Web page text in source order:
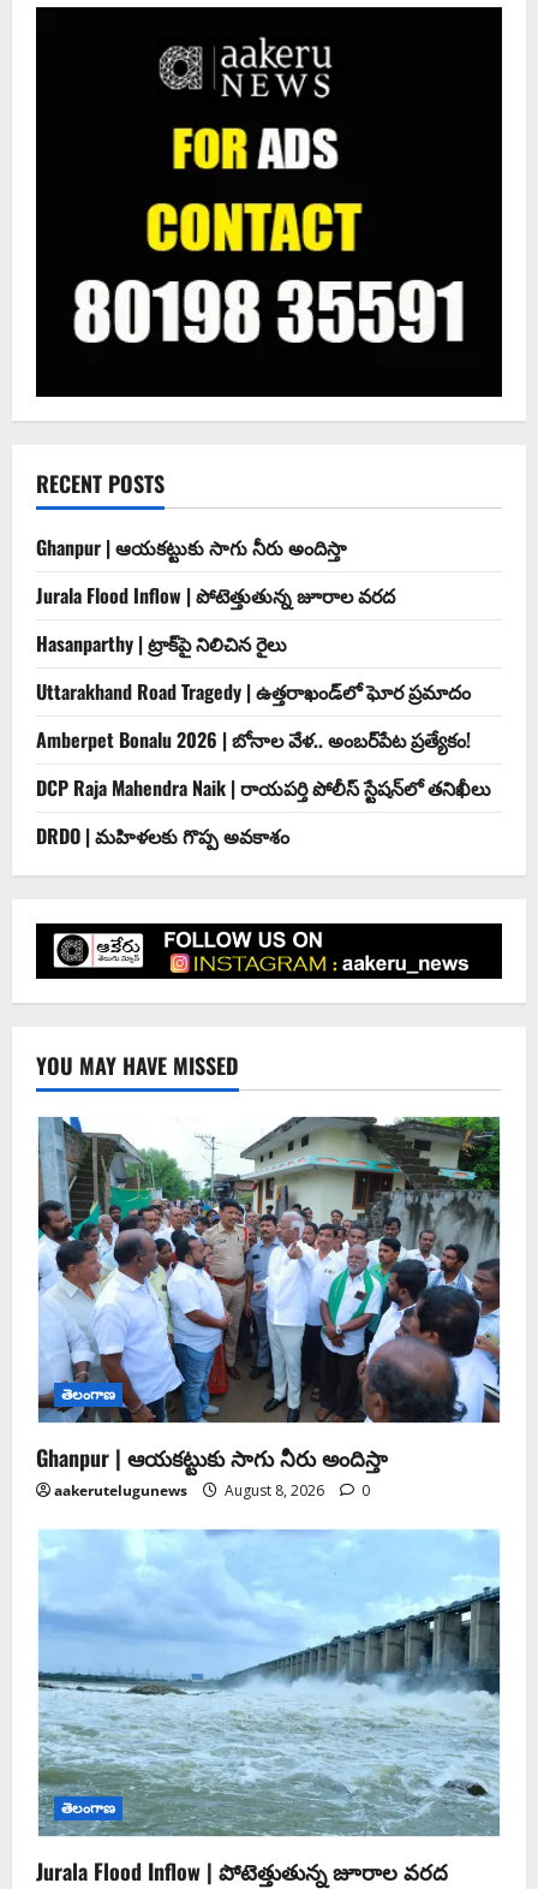
RECENT POSTS
Ghanpur | ఆయకట్టుకు సాగు నీరు అందిస్తా
Jurala Flood Inflow | పోటెత్తుతున్న జూరాల వరద
Hasanparthy | ట్రాక్‌పై నిలిచిన రైలు
Uttarakhand Road Tragedy | ఉత్తరాఖండ్‌లో ఘోర ప్రమాదం
Amberpet Bonalu 2026 | బోనాల వేళ.. అంబర్‌పేట ప్రత్యేకం!
DCP Raja Mahendra Naik | రాయపర్తి పోలీస్ స్టేషన్‌లో తనిఖీలు
DRDO | మహిళలకు గొప్ప అవకాశం
YOU MAY HAVE MISSED
తెలంగాణ
Ghanpur | ఆయకట్టుకు సాగు నీరు అందిస్తా
aakerutelugunews August 8, 2026 0
తెలంగాణ
Jurala Flood Inflow | పోటెత్తుతున్న జూరాల వరద